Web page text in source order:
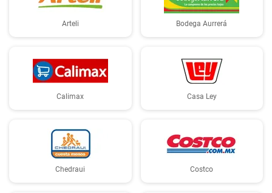
Arteli Bodega Aurrerá
Calimax Casa Ley
Chedraui Costco